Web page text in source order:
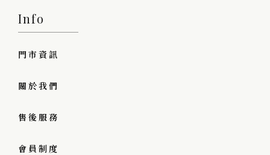
Info
門市資訊
關於我們
售後服務
會員制度